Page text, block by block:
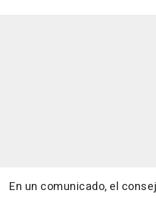
En un comunicado, el